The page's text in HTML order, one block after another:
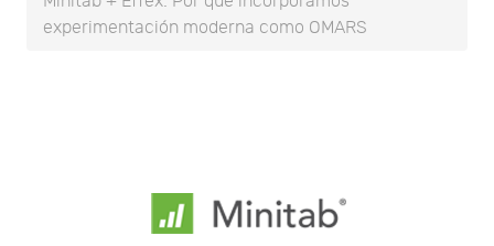
experimentación moderna como OMARS